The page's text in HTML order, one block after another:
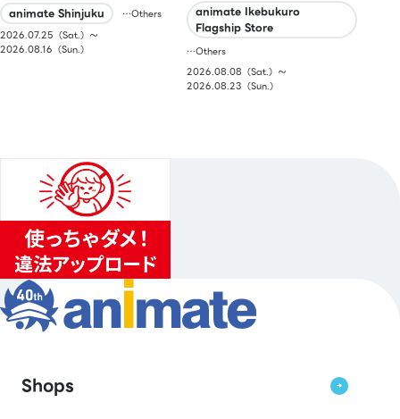
animate Shinjuku
…Others
2026.07.25（Sat.）〜
2026.08.16（Sun.）
animate Ikebukuro
Flagship Store
…Others
2026.08.08（Sat.）〜
2026.08.23（Sun.）
Shops